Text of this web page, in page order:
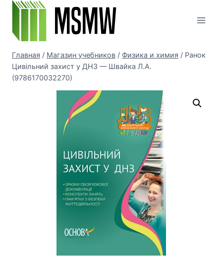
Перейти
содержимому
Главная / Магазин учебников / Физика и химия / Ранок
Цивільний захист у ДНЗ — Швайка Л.А.
(9786170032270)